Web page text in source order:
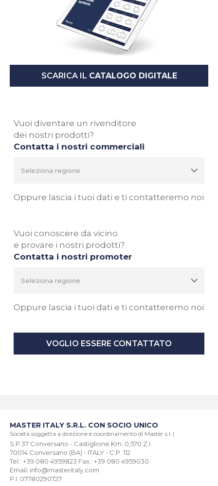
SCARICA IL CATALOGO DIGITALE
Vuoi diventare un rivenditore
dei nostri prodotti?
Contatta i nostri commerciali
Oppure lascia i tuoi dati e ti contatteremo noi
Vuoi conoscere da vicino
e provare i nostri prodotti?
Contatta i nostri promoter
Oppure lascia i tuoi dati e ti contatteremo noi
VOGLIO ESSERE CONTATTATO
MASTER ITALY S.R.L. CON SOCIO UNICO
Società soggetta a direzione e coordinamento di Master s.r.l.
S.P.37 Conversano - Castiglione Km. 0,570 Z.I.
70014 Conversano (BA) - ITALY - C.P. 112
Tel.: +39 080 4959823 Fax.: +39 080 4959030
Email: info@masteritaly.com
P.I. 07780290727